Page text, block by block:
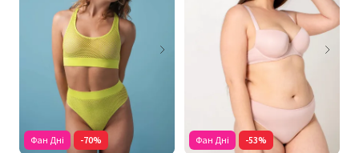
Фан Дні -70% Фан Дні -53%